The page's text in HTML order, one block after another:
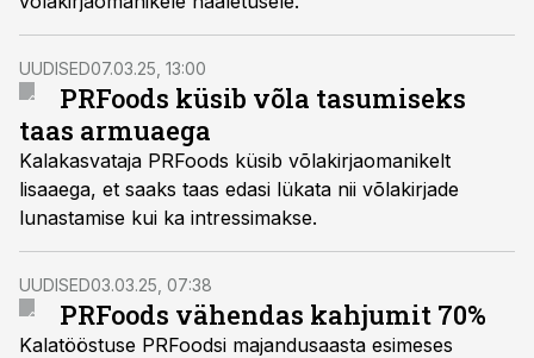
UUDISED07.03.25, 13:00
PRFoods küsib võla tasumiseks
taas armuaega
Kalakasvataja PRFoods küsib võlakirjaomanikelt
lisaaega, et saaks taas edasi lükata nii võlakirjade
lunastamise kui ka intressimakse.
UUDISED03.03.25, 07:38
PRFoods vähendas kahjumit 70%
Kalatööstuse PRFoodsi majandusaasta esimeses